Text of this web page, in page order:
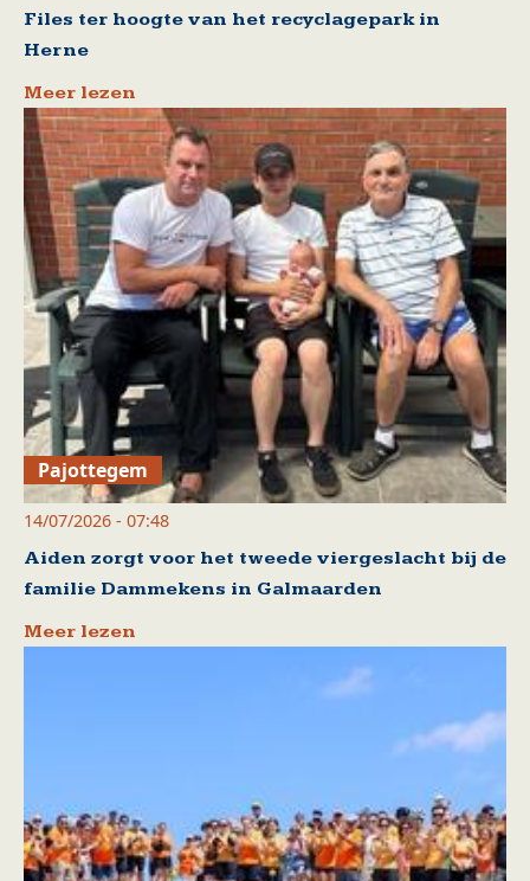
Files ter hoogte van het recyclagepark in
Herne
Meer lezen
Pajottegem
14/07/2026 - 07:48
Aiden zorgt voor het tweede viergeslacht bij de
familie Dammekens in Galmaarden
Meer lezen